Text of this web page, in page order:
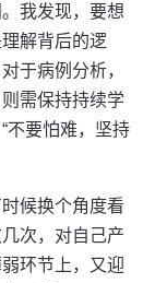
我发现，要想
解背后的逻
于病例分析，
需保持持续学
不要怕难，坚持
候换个角度看
次，对自己产
环节上，又迎